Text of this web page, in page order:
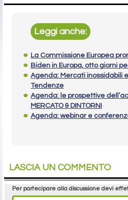
Leggi anche:
La Commissione Europea
Biden in Europa, otto giorni
Agenda: Mercati inossidabili
Tendenze
Agenda: le prospettive
MERCATO & DINTORNI
Agenda: webinar e
LASCIA UN COMMENTO
Per partecipare alla discussione devi